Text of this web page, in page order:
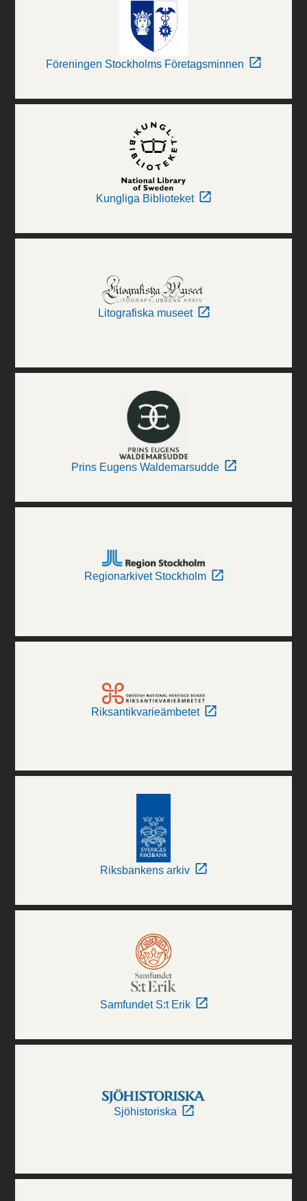
Föreningen Stockholms Företagsminnen
Kungliga Biblioteket
Litografiska museet
Prins Eugens Waldemarsudde
Regionarkivet Stockholm
Riksantikvarieämbetet
Riksbankens arkiv
Samfundet S:t Erik
Sjöhistoriska